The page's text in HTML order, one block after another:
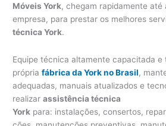
Móveis York, chegam rapidamente até
empresa, para prestar os melhores
técnica York.
Equipe técnica altamente capacitada e
própriafábrica da York no Brasil,
adequadas, manuais atualizados e
realizarassistência técnica
York para: instalações, consertos,